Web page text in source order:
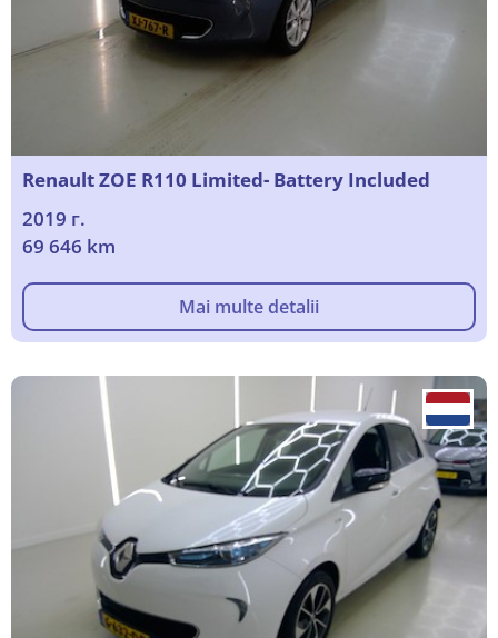
Renault ZOE R110 Limited- Battery Included
2019 г.
69 646 km
Mai multe detalii